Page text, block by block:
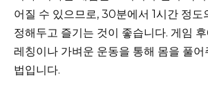
어질 수 있으므로, 30분에서 1시간 정도
정해두고 즐기는 것이 좋습니다. 게임
레칭이나 가벼운 운동을 통해 몸을 풀
법입니다.